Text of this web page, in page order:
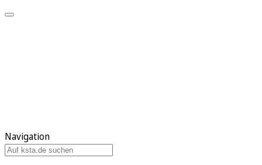
Navigation